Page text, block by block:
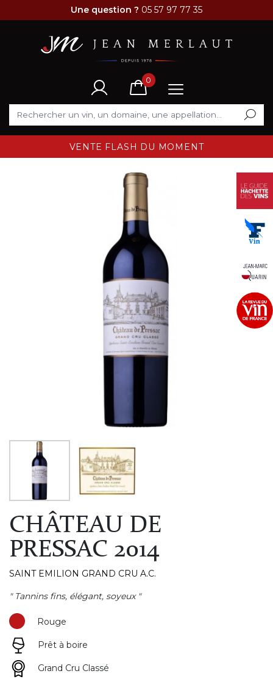
Une question ? 05 57 97 77 35
0
VENTE FLASH DU MOMENT
CHÂTEAU DE
PRESSAC 2014
SAINT EMILION GRAND CRU A.C.
" Tannins fins, élégant, soyeux "
Rouge
Prêt à boire
Grand Cru Classé